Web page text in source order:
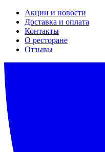
Акции и новости
Доставка и оплата
Контакты
О ресторане
Отзывы